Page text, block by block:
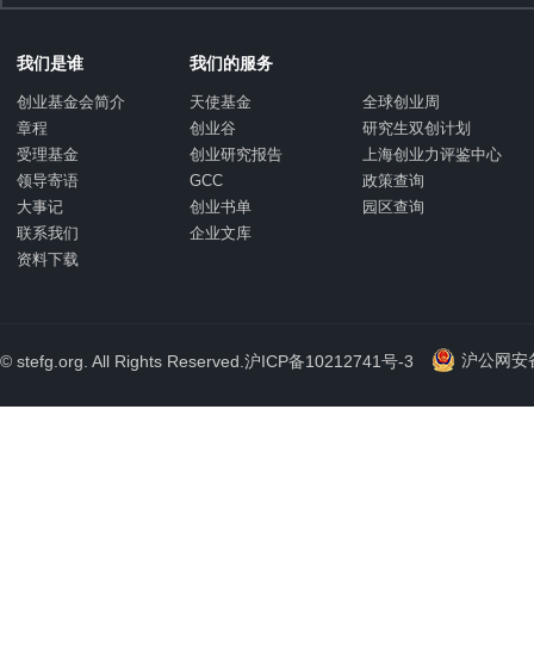
我们是谁
创业基金会简介
章程
受理基金
领导寄语
大事记
联系我们
资料下载
我们的服务
天使基金
全球创业周
创业谷
研究生双创计划
创业研究报告
上海创业力评鉴中心
GCC
政策查询
创业书单
园区查询
企业文库
© stefg.org. All Rights Reserved. 沪ICP备10212741号-3 沪公网安